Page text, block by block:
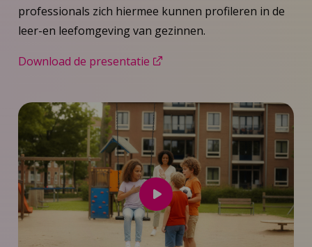
professionals zich hiermee kunnen profileren in de
leer-en leefomgeving van gezinnen.
Download de presentatie
Speel
video
af